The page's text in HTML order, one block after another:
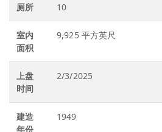
厕所 10
室内
面积
9,925 平方英尺
上盘
时间
2/3/2025
建造
年份
1949